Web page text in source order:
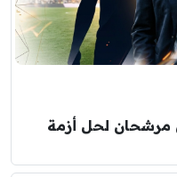
مرشحان لحل أزمة